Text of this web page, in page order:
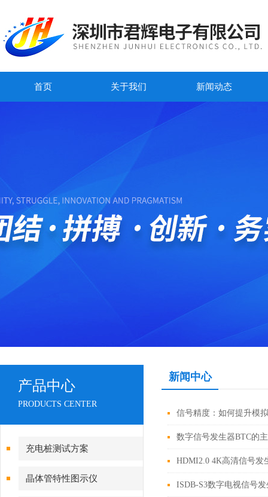
首页 关于我们 新闻动态
产品中心
PRODUCTS CENTER
充电桩测试方案
晶体管特性图示仪
新闻中心
信号精度：如何提升模
数字信号发生器BTC的
HDMI2.0 4K高清信号发
ISDB-S3数字电视信号